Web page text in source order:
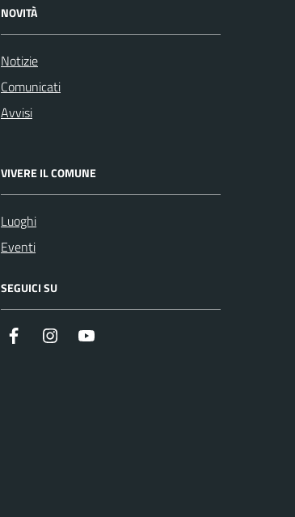
NOVITÀ
Notizie
Comunicati
Avvisi
VIVERE IL COMUNE
Luoghi
Eventi
SEGUICI SU
Facebook Instagram